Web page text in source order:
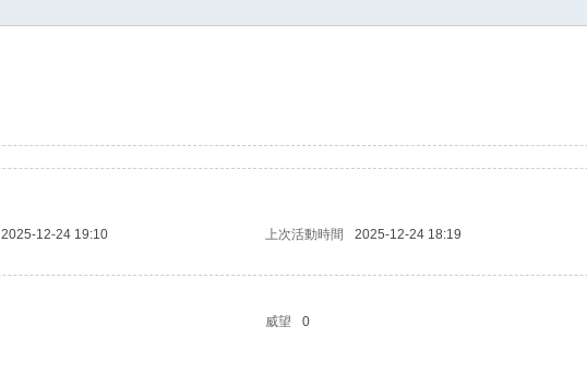
2025-12-24 19:10 上次活動時間 2025-12-24 18:19
威望 0